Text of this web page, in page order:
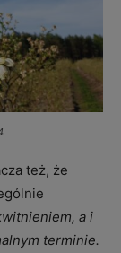
też, że
a i
terminie.